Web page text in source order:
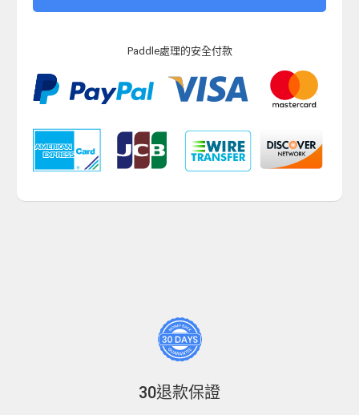
Paddle處理的安全付款
30退款保證